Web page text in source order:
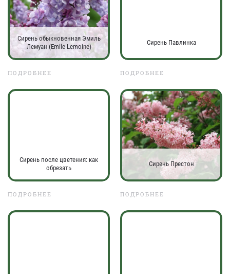
Сирень обыкновенная Эмиль
Лемуан (Emile Lemoine)
ПОДРОБНЕЕ
Сирень Павлинка
ПОДРОБНЕЕ
Сирень после цветения: как
обрезать
ПОДРОБНЕЕ
Сирень Престон
ПОДРОБНЕЕ